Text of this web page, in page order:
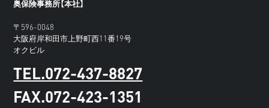
奥保険事務所【本社】
〒596-0048
大阪府岸和田市上野町西11番19号
オクビル
TEL.072-437-8827
FAX.072-423-1351